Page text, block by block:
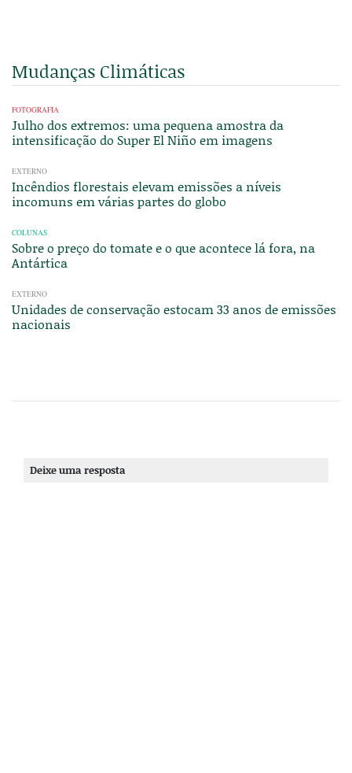
Mudanças Climáticas
FOTOGRAFIA
Julho dos extremos: uma pequena amostra da
intensificação do Super El Niño em imagens
EXTERNO
Incêndios florestais elevam emissões a níveis
incomuns em várias partes do globo
COLUNAS
Sobre o preço do tomate e o que acontece lá fora, na
Antártica
EXTERNO
Unidades de conservação estocam 33 anos de emissões
nacionais
Deixe uma resposta